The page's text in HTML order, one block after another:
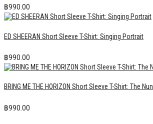
฿990.00
ED SHEERAN Short Sleeve T-Shirt: Singing Portrait
฿990.00
BRING ME THE HORIZON Short Sleeve T-Shirt: The Nun
฿990.00